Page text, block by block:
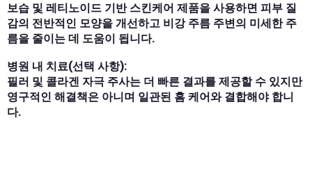
보습 및 레티노이드 기반 스킨케어 제품을 사용하면 피부 질
감의 전반적인 모양을 개선하고 비강 주름 주변의 미세한 주
름을 줄이는 데 도움이 됩니다.
병원 내 치료(선택 사항):
필러 및 콜라겐 자극 주사는 더 빠른 결과를 제공할 수 있지만
영구적인 해결책은 아니며 일관된 홈 케어와 결합해야 합니
다.